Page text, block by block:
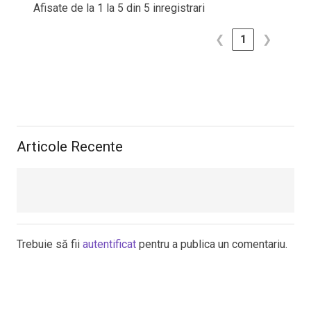
Afisate de la 1 la 5 din 5 inregistrari
❮ 1 ❯
Articole Recente
Trebuie să fii autentificat pentru a publica un comentariu.